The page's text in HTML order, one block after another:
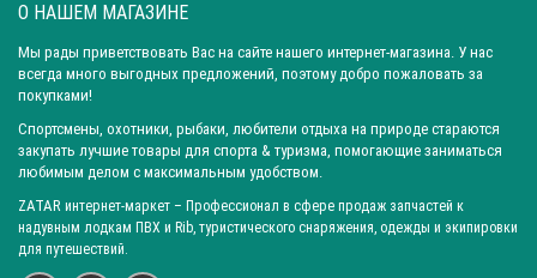
О НАШЕМ МАГАЗИНЕ
Мы рады приветствовать Вас на сайте нашего интернет-магазина. У нас
всегда много выгодных предложений, поэтому добро пожаловать за
покупками!
Спортсмены, охотники, рыбаки, любители отдыха на природе стараются
закупать лучшие товары для спорта & туризма, помогающие заниматься
любимым делом с максимальным удобством.
ZATAR интернет-маркет – Профессионал в сфере продаж запчастей к
надувным лодкам ПВХ и Rib, туристического снаряжения, одежды и экипировки
для путешествий.